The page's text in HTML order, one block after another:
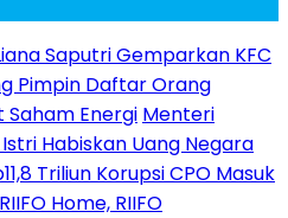
Saputri Gemparkan KFC
Pimpin Daftar Orang
Energi Menteri
Habiskan Uang Negara
Triliun Korupsi CPO Masuk
Home, RIIFO